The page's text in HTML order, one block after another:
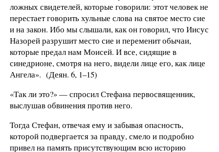
ложных свидетелей, которые говорили: этот человек не
перестает говорить хульные слова на святое место сие
и на закон. Ибо мы слышали, как он говорил, что Иисус
Назорей разрушит место сие и переменит обычаи,
которые предал нам Моисей. И все, сидящие в
синедрионе, смотря на него, видели лице его, как лице
Ангела». (Деян. 6, 1–15)
«Так ли это?» — спросил Стефана первосвященник,
выслушав обвинения против него.
Тогда Стефан, отвечая ему и забывая опасность,
которой подвергается за правду, смело и подробно
привел на память присутствующим всю историю